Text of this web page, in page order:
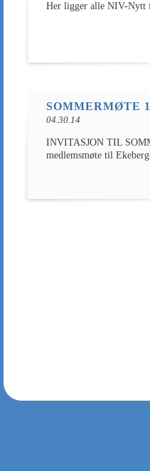
Her ligger alle NIV-
SOMMERMØTE
04.30.14
INVITASJON TIL
medlemsmøte til